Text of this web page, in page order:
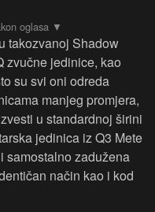
takozvanoj Shadow
zvučne jedinice, kao
su svi oni odreda
manjeg promjera,
u standardnoj širini
jedinica iz Q3 Mete
samostalno zadužena
način kao i kod